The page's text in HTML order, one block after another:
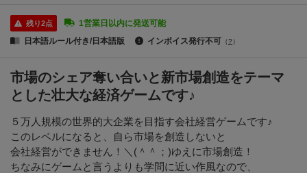
残り2点
1営業日以内に発送可能
日本語ルール付き/日本語版
インボイス発行不可 （? ）
市場のシェア奪い合いと新市場創造をテーマ
とした壮大な経済ゲームです♪
５万人規模の世界的大企業を目指す会社経営ゲームです♪
このレベルになると、自ら市場を創造しないと
会社経営ができません！＼(＾＾；)ゆえに市場創造！
ちなみにゲームと言うよりも学問に近い作風なので、